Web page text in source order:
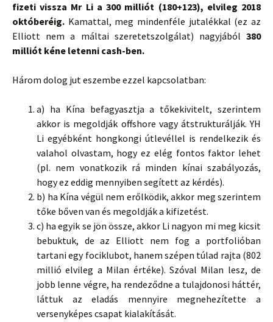
fizeti vissza Mr Li a 300 milliót (180+123), elvileg 2018
októberéig. Kamattal, meg mindenféle jutalékkal (ez az
Elliott nem a máltai szeretetszolgálat) nagyjából 380
milliót kéne letenni cash-ben.
Három dolog jut eszembe ezzel kapcsolatban:
a) ha Kína befagyasztja a tőkekivitelt, szerintem
akkor is megoldják offshore vagy átstrukturálják. YH
Li egyébként hongkongi útlevéllel is rendelkezik és
valahol olvastam, hogy ez elég fontos faktor lehet
(pl. nem vonatkozik rá minden kínai szabályozás,
hogy ez eddig mennyiben segített az kérdés).
b) ha Kína végül nem erőlködik, akkor meg szerintem
tőke bőven van és megoldják a kifizetést.
c) ha egyik se jön össze, akkor Li nagyon mi meg kicsit
bebuktuk, de az Elliott nem fog a portfolióban
tartani egy fociklubot, hanem szépen túlad rajta (802
millió elvileg a Milan értéke). Szóval Milan lesz, de
jobb lenne végre, ha rendeződne a tulajdonosi háttér,
láttuk az eladás mennyire megnehezítette a
versenyképes csapat kialakítását.